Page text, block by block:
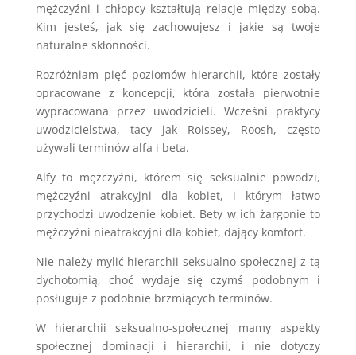
mężczyźni i chłopcy kształtują relacje między sobą.
Kim jesteś, jak się zachowujesz i jakie są twoje
naturalne skłonności.
Rozróżniam pięć poziomów hierarchii, które zostały
opracowane z koncepcji, która została pierwotnie
wypracowana przez uwodzicieli. Wcześni praktycy
uwodzicielstwa, tacy jak Roissey, Roosh, często
używali terminów alfa i beta.
Alfy to mężczyźni, którem się seksualnie powodzi,
mężczyźni atrakcyjni dla kobiet, i którym łatwo
przychodzi uwodzenie kobiet. Bety w ich żargonie to
mężczyźni nieatrakcyjni dla kobiet, dający komfort.
Nie należy mylić hierarchii seksualno-społecznej z tą
dychotomią, choć wydaje się czymś podobnym i
posługuje z podobnie brzmiących terminów.
W hierarchii seksualno-społecznej mamy aspekty
społecznej dominacji i hierarchii, i nie dotyczy